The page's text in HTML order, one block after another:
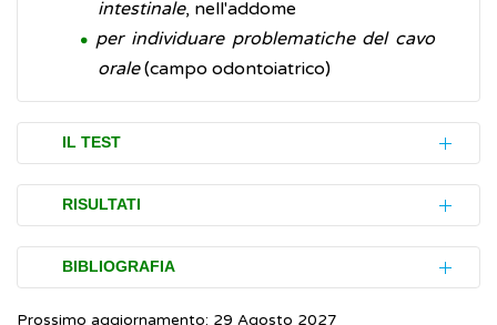
intestinale, nell'addome
per individuare problematiche del cavo
orale(campo odontoiatrico)
IL TEST
L’esame radiologico è una procedura
abbastanza semplice, non dolorosa e che in
generale non richiede particolari
accorgimenti.
RISULTATI
I risultati di una radiografia vengono
interpretati dal medico specialista
BIBLIOGRAFIA
Prossimo aggiornamento: 29 Agosto 2027